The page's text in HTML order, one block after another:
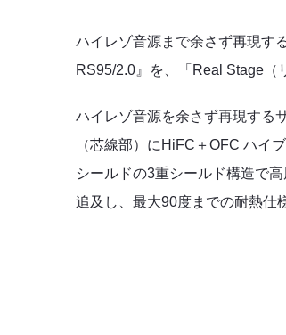
ハイレゾ音源まで余さず再現す
RS95/2.0』を、「Real Stage（
ハイレゾ音源を余さず再現する
（芯線部）にHiFC＋OFC ハイ
シールドの3重シールド構造で
追及し、最大90度までの耐熱仕